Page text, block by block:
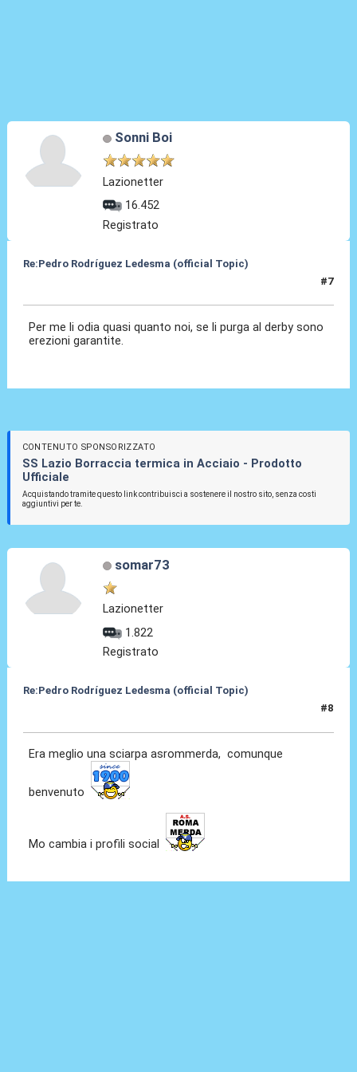
Sonni Boi
Lazionetter
16.452
Registrato
Re:Pedro Rodríguez Ledesma (official Topic)
#7
Per me li odia quasi quanto noi, se li purga al derby sono
erezioni garantite.
CONTENUTO SPONSORIZZATO
SS Lazio Borraccia termica in Acciaio - Prodotto
Ufficiale
Acquistando tramite questo link contribuisci a sostenere il nostro sito, senza costi
aggiuntivi per te.
somar73
Lazionetter
1.822
Registrato
Re:Pedro Rodríguez Ledesma (official Topic)
#8
Era meglio una sciarpa asrommerda, comunque
benvenuto
Mo cambia i profili social